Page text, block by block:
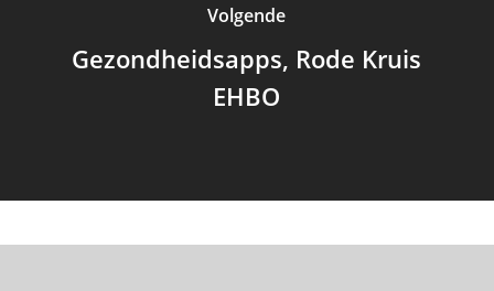
Volgende
Gezondheidsapps, Rode Kruis
EHBO